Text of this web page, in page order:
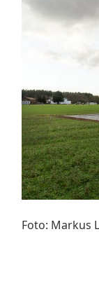
Foto: Markus